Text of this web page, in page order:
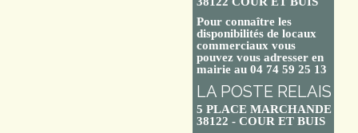
Pour connaître les
disponibilités de locaux
commerciaux vous
pouvez vous adresser en
mairie au 04 74 59 25 13
LA POSTE RELAIS
5 PLACE MARCHANDE
38122 - COUR ET BUIS